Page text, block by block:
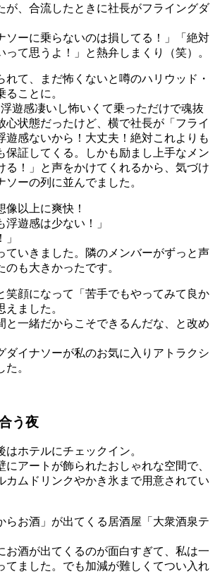
が、合流したときに社長がフライングダ
ソーに乗らないのは損してる！」「絶対
って思うよ！」と熱弁しまくり（笑）。
れて、まだ怖くないと噂のハリウッド・
ることに。
遊感凄いし怖いくて乗っただけで魂抜
心状態だったけど、横で社長が「フライ
遊感ないから！大丈夫！絶対これよりも
保証してくる。しかも励まし上手なメン
る！」と声をかけてくれるから、気づけ
ソーの列に並んでました。
像以上に爽快！
浮遊感は少ない！」
ていきました。隣のメンバーがずっと声
のも大きかったです。
笑顔になって「苦手でもやってみて良か
ました。
と一緒だからこそできるんだな、と改め
ダイナソーが私のお気に入りアトラクシ
。
う夜
ホテルにチェックイン。
にアートが飾られたおしゃれな空間で、
カムドリンクやかき氷まで用意されてい
らお酒」が出てくる居酒屋「大衆酒泉テ
お酒が出てくるのが面白すぎて、私は一
てました。でも加減が難しくてつい入れ